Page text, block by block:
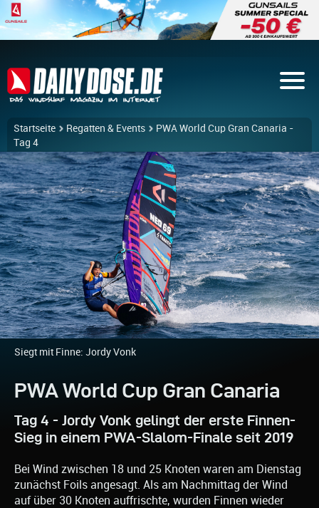
Startseite Regatten & Events
PWA World Cup Gran Canaria -
Tag 4
Siegt mit Finne: Jordy Vonk
PWA World Cup Gran Canaria
Tag 4 - Jordy Vonk gelingt der erste Finnen-
Sieg in einem PWA-Slalom-Finale seit 2019
Bei Wind zwischen 18 und 25 Knoten waren am Dienstag
zunächst Foils angesagt. Als am Nachmittag der Wind
auf über 30 Knoten auffrischte, wurden Finnen wieder